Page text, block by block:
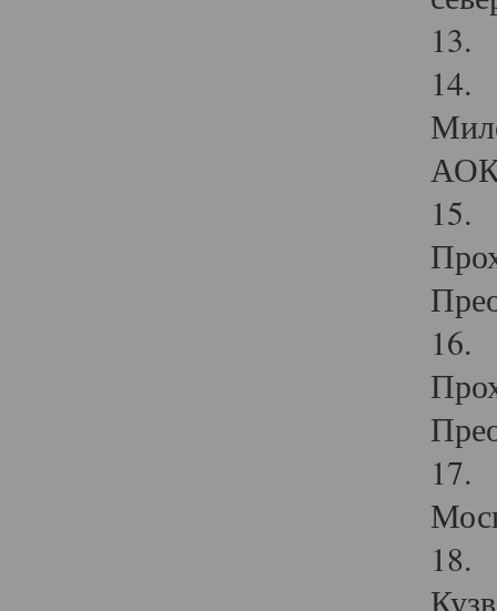
13.
14.
15.
16.
17.
18.